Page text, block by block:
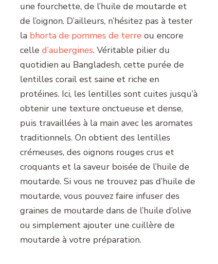
une fourchette, de l’huile de moutarde et
de l’oignon. D’ailleurs, n’hésitez pas à tester
la bhorta de pommes de terre ou encore
celled’aubergines. Véritable pilier du
quotidien au Bangladesh, cette purée de
lentilles corail est saine et riche en
protéines. Ici, les lentilles sont cuites jusqu’à
obtenir une texture onctueuse et dense,
puis travaillées à la main avec les aromates
traditionnels. On obtient des lentilles
crémeuses, des oignons rouges crus et
croquants et la saveur boisée de l’huile de
moutarde. Si vous ne trouvez pas d’huile de
moutarde, vous pouvez faire infuser des
graines de moutarde dans de l’huile d’olive
ou simplement ajouter une cuillère de
moutarde à votre préparation.